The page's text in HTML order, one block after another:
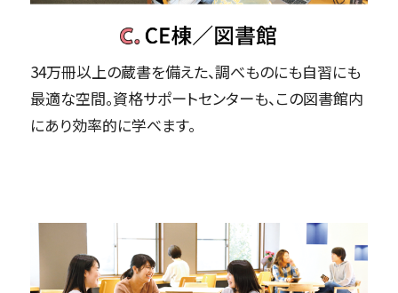
34万冊以上の蔵書を備えた、調べものにも自習にも
最適な空間。資格サポートセンターも、この図書館内
にあり効率的に学べます。